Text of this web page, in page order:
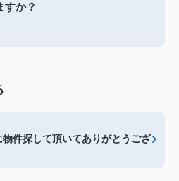
すか？
件探して頂いてありがとうござ